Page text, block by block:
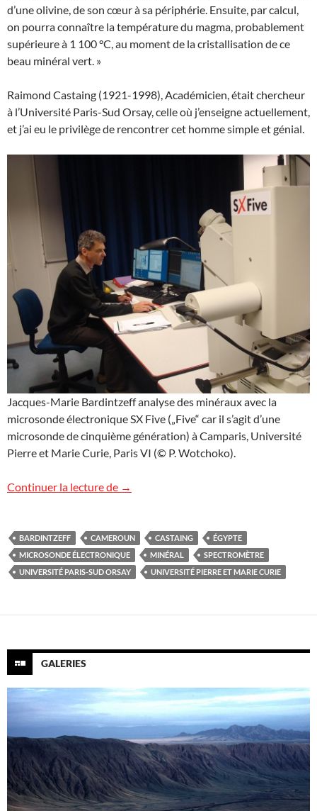
d’une olivine, de son cœur à sa périphérie. Ensuite, par calcul,
on pourra connaître la température du magma, probablement
supérieure à 1 100 °C, au moment de la cristallisation de ce
beau minéral vert. »
Raimond Castaing (1921-1998), Académicien, était chercheur
à l’Université Paris-Sud Orsay, celle où j’enseigne actuellement,
et j’ai eu le privilège de rencontrer cet homme simple et génial.
Jacques-Marie Bardintzeff analyse des minéraux avec la
microsonde électronique SX Five („Five“ car il s’agit d’une
microsonde de cinquième génération) à Camparis, Université
Pierre et Marie Curie, Paris VI (© P. Wotchoko).
Continuer la lecture de La microsonde électronique
→
BARDINTZEFF CAMEROUN CASTAING
ÉGYPTE
MICROSONDE ÉLECTRONIQUE
MINÉRAL
SPECTROMÈTRE
UNIVERSITÉ PARIS-SUD ORSAY
UNIVERSITÉ PIERRE ET MARIE CURIE
GALERIES